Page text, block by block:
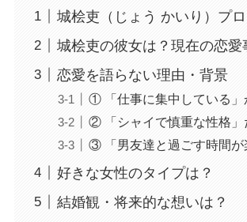
城桧吏（じょう かいり）プ
城桧吏の彼女は？現在の恋愛
恋愛を語らない理由・背景
① 「仕事に集中している」
② 「シャイで慎重な性格」
③ 「男友達と過ごす時間が
好きな女性のタイプは？
結婚観・将来的な想いは？